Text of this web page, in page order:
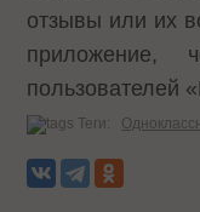
отзывы или их
приложение,
пользователей
Теги: